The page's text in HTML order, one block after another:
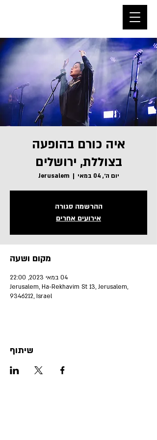
איה כורם בהופעה
בצוללת, ירושלים
יום ה׳, 04 במאי
  |
Jerusalem
ההרשמה סגורה
אירועים אחרים
מקום ושעה
04 במאי 2023, 22:00
Jerusalem, Ha-Rekhavim St 13, Jerusalem,
9346212, Israel
שיתוף